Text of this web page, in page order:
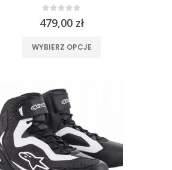
out of 5
479,00 zł
WYBIERZ OPCJE
wybrać
na